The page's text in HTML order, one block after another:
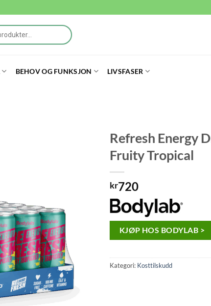
BEHOV OG FUNKSJON LIVSFASER
Refresh Energy
Fruity Tropical
kr720
KJØP HOS BODYLAB >
Kategori: Kosttilskudd